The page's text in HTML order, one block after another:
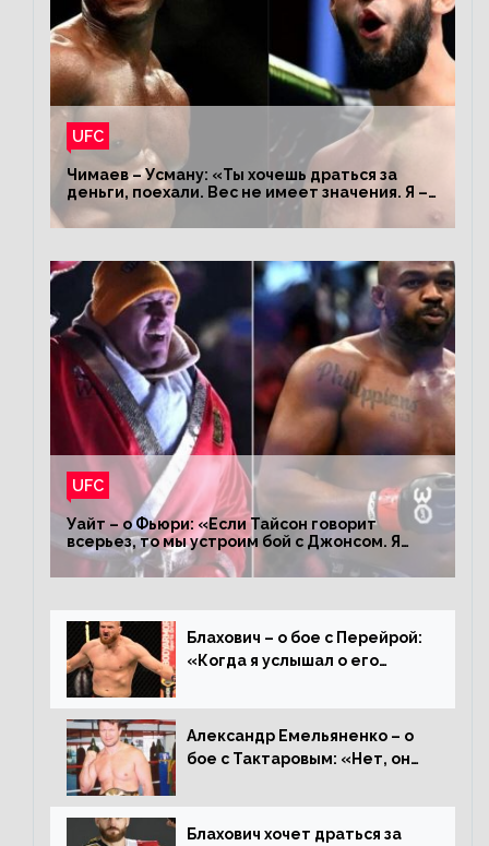
UFC
Чимаев – Усману: «Ты хочешь драться за
деньги, поехали. Вес не имеет значения. Я –
король»
UFC
Уайт – о Фьюри: «Если Тайсон говорит
всерьез, то мы устроим бой с Джонсом. Я
заставил Флойда Мейвезера драться с
Конором»
Блахович – о бое с Перейрой:
«Когда я услышал о его
драться с ним»
Александр Емельяненко – о
бое с Тактаровым: «Нет, он
Блахович хочет драться за